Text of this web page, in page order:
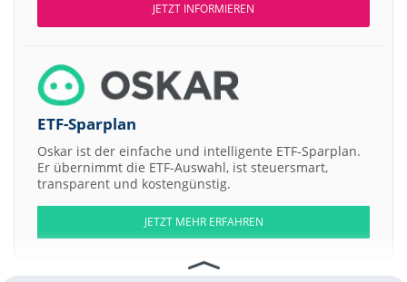
JETZT INFORMIEREN
ETF-Sparplan
Oskar ist der einfache und intelligente ETF-Sparplan.
Er übernimmt die ETF-Auswahl, ist steuersmart,
transparent und kostengünstig.
JETZT MEHR ERFAHREN